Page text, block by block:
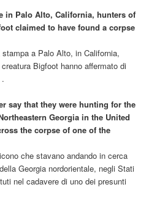
in Palo Alto, California, hunters of
claimed to have found a corpse
stampa a Palo Alto, in California,
Bigfoot hanno affermato di
say that they were hunting for the
Georgia in the United
the corpse of one of the
che stavano andando in cerca
Georgia nordorientale, negli Stati
nel cadavere di uno dei presunti